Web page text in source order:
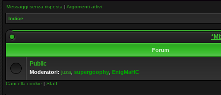
Messaggi senza risposta | Argomenti attivi
Indice
Forum
Public
Moderatori: juza supergoophy EnigMaHC
Cancella cookie | Staff